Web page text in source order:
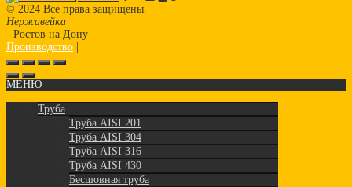
© 2024 Все права защищены.
Нержавейка
- Ростов на Дону
Производство |
МЕНЮ
Труба
Труба AISI 201
Труба AISI 304
Труба AISI 316
Труба AISI 430
Бесшовная труба